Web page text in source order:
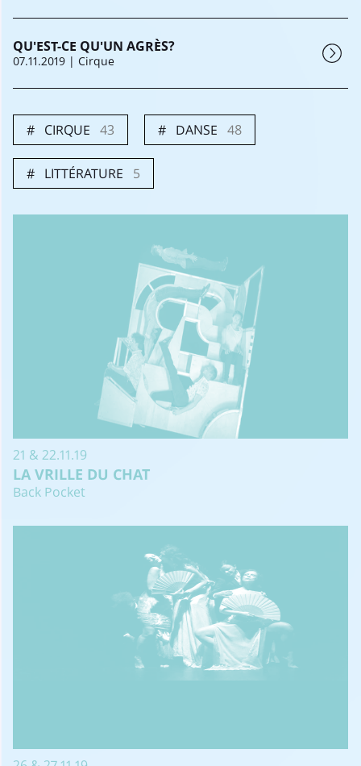
QU'EST-CE QU'UN AGRÈS?
07.11.2019 | Cirque
CIRQUE 43 DANSE 48
LITTÉRATURE 5
21 & 22.11.19
LA VRILLE DU CHAT
Back Pocket